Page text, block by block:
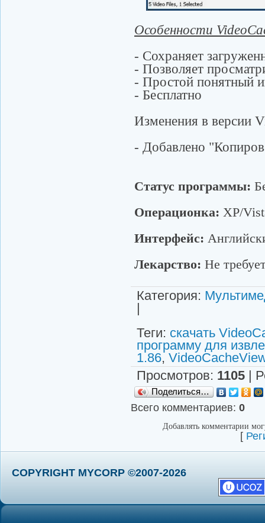
Особенности
- Сохраняет
- Позволяет
- Простой понятный
- Бесплатно
Изменения в версии
- Добавлено
Статус программы:
Операционка: XP/
Интерфейс:
Лекарство: Не
Категория:
|
Теги: скачать
программу для
1.86,
Просмотров: 1105 |
Поделиться…
Всего комментариев: 0
Добавлять комментарии
[
COPYRIGHT MYCORP ©2007-2026